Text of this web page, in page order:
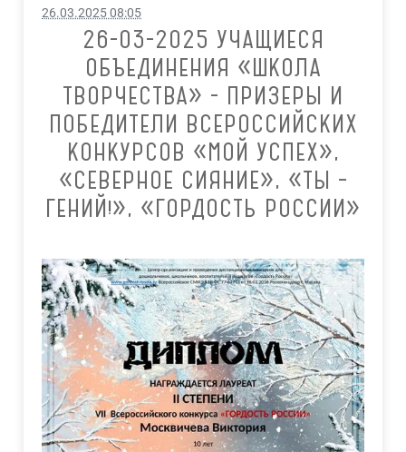
26.03.2025 08:05
26-03-2025 УЧАЩИЕСЯ
ОБЪЕДИНЕНИЯ «ШКОЛА
ТВОРЧЕСТВА» - ПРИЗЕРЫ И
ПОБЕДИТЕЛИ ВСЕРОССИЙСКИХ
КОНКУРСОВ «МОЙ УСПЕХ»,
«СЕВЕРНОЕ СИЯНИЕ», «ТЫ –
ГЕНИЙ!», «ГОРДОСТЬ РОССИИ»